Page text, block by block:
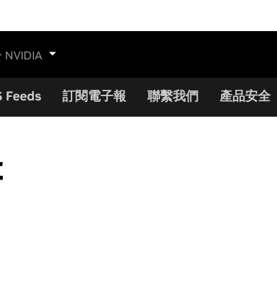
NVIDIA
Feeds 訂閱電子報 聯繫我們 產品安全